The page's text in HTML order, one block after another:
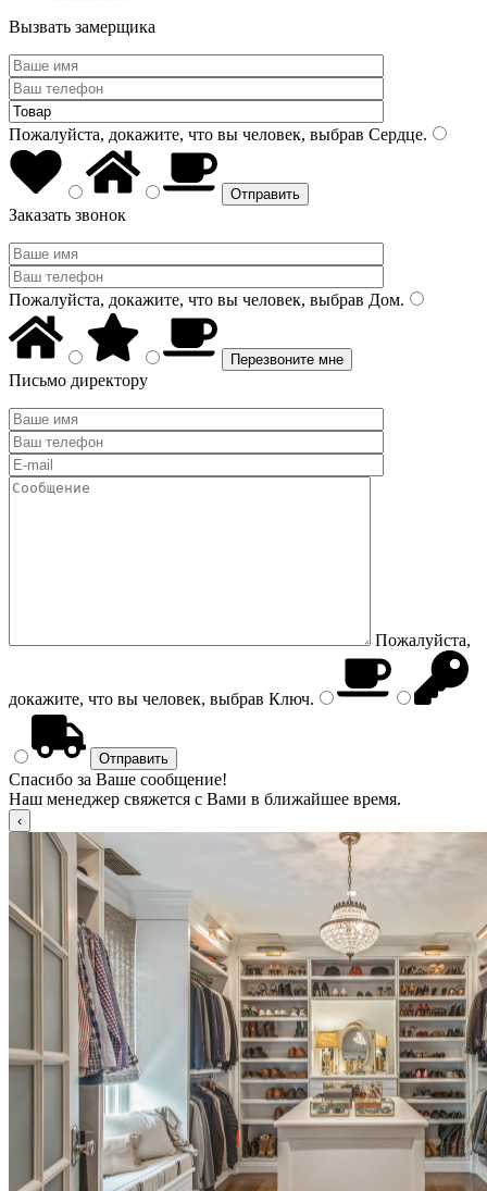
Вызвать замерщика
Пожалуйста, докажите, что вы человек, выбрав Сердце.
Заказать звонок
Пожалуйста, докажите, что вы человек, выбрав Дом.
Письмо директору
Пожалуйста,
докажите, что вы человек, выбрав Ключ.
Спасибо за Ваше сообщение!
Наш менеджер свяжется с Вами в ближайшее время.